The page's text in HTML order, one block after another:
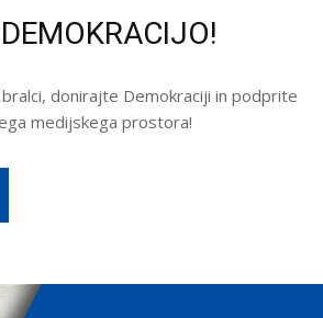
donirajte Demokraciji in podprite
medijskega prostora!